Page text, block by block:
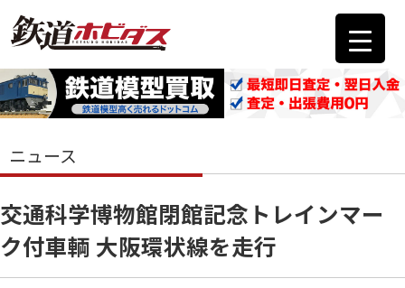
ニュース
交通科学博物館閉館記念トレインマー
ク付車輌 大阪環状線を走行